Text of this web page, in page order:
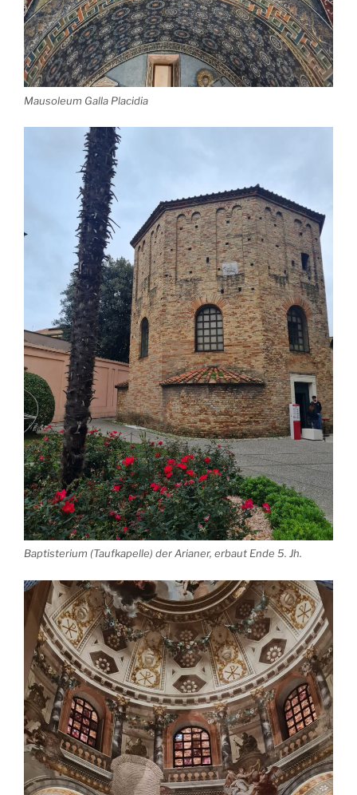
Mausoleum Galla Placidia
Baptisterium (Taufkapelle) der Arianer, erbaut Ende 5. Jh.